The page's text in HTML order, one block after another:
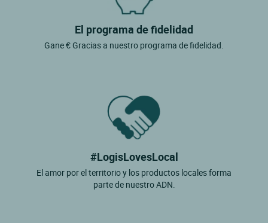
El programa de fidelidad
Gane € Gracias a nuestro programa de fidelidad.
#LogisLovesLocal
El amor por el territorio y los productos locales forma
parte de nuestro ADN.